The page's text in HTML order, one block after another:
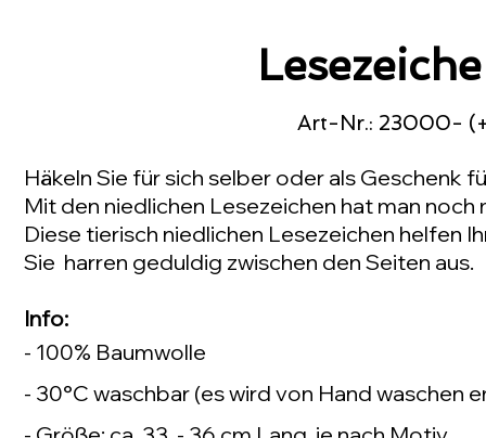
Art-Nr.: 23000-
Häkeln Sie für sich selber oder als Geschenk
Mit den niedlichen Lesezeichen hat man
Diese tierisch niedlichen Lesezeichen helfen
Sie harren geduldig zwischen den Seiten aus.
Info:
- 100% Baumwolle
- 30°C waschbar (es wird von Hand waschen